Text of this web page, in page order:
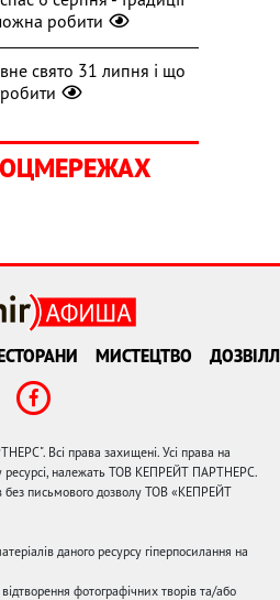
робити
свято 31 липня і що
МИСТЕЦТВО
Всі права захищені. Усі права на
ресурсі, належать ТОВ КЕПРЕЙТ ПАРТНЕРС.
без письмового дозволу ТОВ «КЕПРЕЙТ
даного ресурсу гіперпосилання на
фотографічних творів та/або